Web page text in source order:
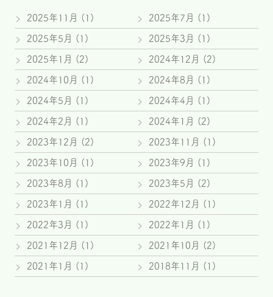
2025年11月 (1) 2025年7月 (1)
2025年5月 (1) 2025年3月 (1)
2025年1月 (2) 2024年12月 (2)
2024年10月 (1) 2024年8月 (1)
2024年5月 (1) 2024年4月 (1)
2024年2月 (1) 2024年1月 (2)
2023年12月 (2) 2023年11月 (1)
2023年10月 (1) 2023年9月 (1)
2023年8月 (1) 2023年5月 (2)
2023年1月 (1) 2022年12月 (1)
2022年3月 (1) 2022年1月 (1)
2021年12月 (1) 2021年10月 (2)
2021年1月 (1) 2018年11月 (1)